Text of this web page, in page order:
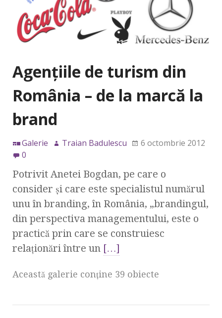
Agenţiile de turism din
România – de la marcă la
brand
Galerie Traian Badulescu
6 octombrie 2012
0
Potrivit Anetei Bogdan, pe care o
consider şi care este specialistul numărul
unu în branding, în România, „brandingul,
din perspectiva managementului, este o
practică prin care se construiesc
relaţionări între un […]
Această galerie conţine 39 obiecte